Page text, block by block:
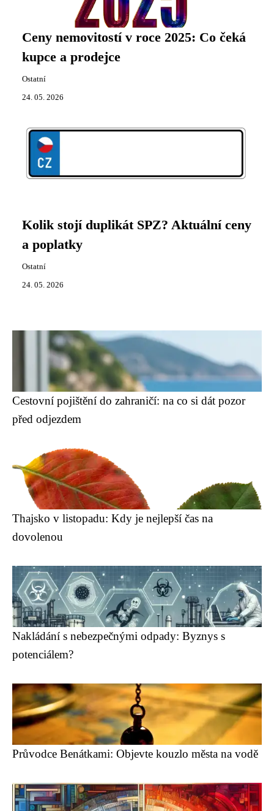
Ceny nemovitostí v roce 2025: Co čeká
kupce a prodejce
Ostatní
24. 05. 2026
Kolik stojí duplikát SPZ? Aktuální ceny
a poplatky
Ostatní
24. 05. 2026
Cestovní pojištění do zahraničí: na co si dát pozor
před odjezdem
Thajsko v listopadu: Kdy je nejlepší čas na
dovolenou
Nakládání s nebezpečnými odpady: Byznys s
potenciálem?
Průvodce Benátkami: Objevte kouzlo města na vodě